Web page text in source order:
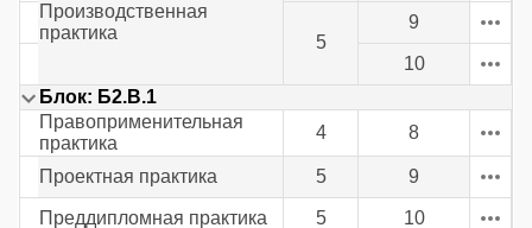
Производственная
практика
5
9
10
Блок: Б2.В.1
Правоприменительная
практика
4 8
Проектная практика 5 9
Преддипломная практика 5
10